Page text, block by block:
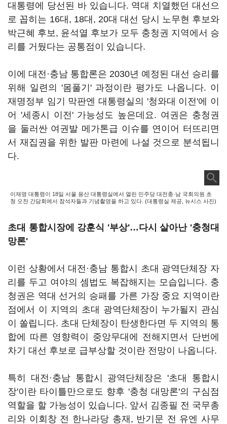
대통령에 당선된 바 있습니다. 역대 치열했던 대선으
로 꼽히는 16대, 18대, 20대 대선 당시 노무현 후보와
박근혜 후보, 윤석열 후보가 모두 충청권 지역에서 승
리를 거뒀다는 공통점이 있습니다.
이에 대전·충남 통합론은 2030년 예정된 대선 승리를
위해 일련의 '몸풀기' 과정이란 평가도 나옵니다. 이
재명정부 임기 막판엔 대통령실의 '청와대 이전'에 이
어 '세종시 이전' 가능성도 높은데요. 여권은 충청권
을 둘러싼 여권발 메가톤급 이슈를 연이어 터뜨리면
서 재집권을 위한 발판 마련에 나설 것으로 분석됩니
다.
이재명 대통령이 18일 서울 용산 대통령실에서 열린 민주당 대전충·남 국회의원 초
청 오찬 간담회에서 참석자들과 기념촬영을 하고 있다. (대통령실 제공, 뉴시스 사진)
초대 통합시장에 강훈식 '부상'…다시 살아난 '충청대
망론'
이런 상황에서 대전·충남 통합시 초대 광역단체장 자
리를 두고 여야의 셈법도 복잡해지는 모습입니다. 충
청권은 역대 선거의 승패를 가른 가장 중요 지역이란
점에서 이 지역의 초대 광역단체장이 누가될지 관심
이 쏠립니다. 초대 단체장이 탄생한다면 두 지역의 통
합에 따른 영향력이 중앙무대에 전해지면서 단번에
차기 대선 후보로 급부상할 것이란 전망이 나옵니다.
특히 대전·충남 통합시 광역단체장은 '초대 통합시
장'이란 타이틀만으로도 향후 '충청 대망론'의 구심점
역할을 할 가능성이 있습니다. 앞서 김종필 전 국무총
리와 이회창 전 한나라당 총재, 반기문 전 유엔 사무